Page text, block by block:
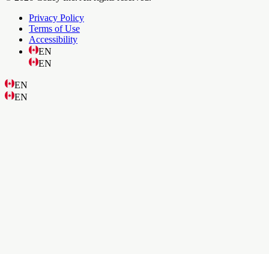
Privacy Policy
Terms of Use
Accessibility
EN
EN
EN
EN